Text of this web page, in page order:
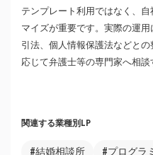
テンプレート利用ではなく、
マイズが重要です。実際の運
引法、個人情報保護法などと
応じて弁護士等の専門家へ相談
関連する業種別LP
#結婚相談所 #プログラ